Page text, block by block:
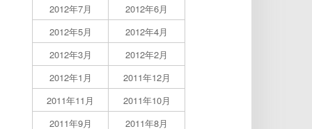
2012年7月
2012年6月
2012年5月
2012年4月
2012年3月
2012年2月
2012年1月
2011年12月
2011年11月
2011年10月
2011年9月
2011年8月